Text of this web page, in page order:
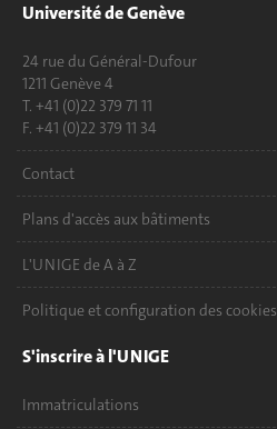
Université de Genève
24 rue du Général-Dufour
1211 Genève 4
T. +41 (0)22 379 71 11
F. +41 (0)22 379 11 34
Contact
Plans d'accès aux bâtiments
L'UNIGE de A à Z
Politique et configuration des cookies
S'inscrire à l'UNIGE
Immatriculations